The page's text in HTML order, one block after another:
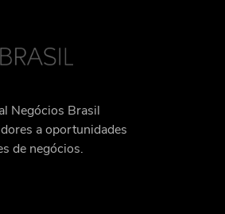
Negócios Brasil
a oportunidades
de negócios.